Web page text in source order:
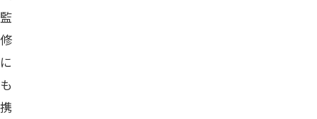
監
修
に
も
携